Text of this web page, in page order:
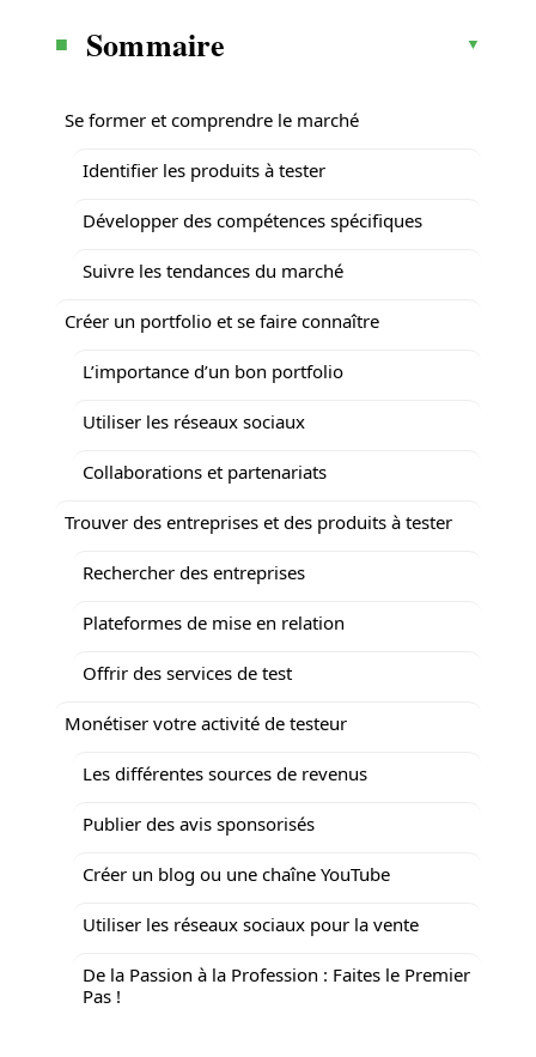
Sommaire
Se former et comprendre le marché
Identifier les produits à tester
Développer des compétences spécifiques
Suivre les tendances du marché
Créer un portfolio et se faire connaître
L’importance d’un bon portfolio
Utiliser les réseaux sociaux
Collaborations et partenariats
Trouver des entreprises et des produits à tester
Rechercher des entreprises
Plateformes de mise en relation
Offrir des services de test
Monétiser votre activité de testeur
Les différentes sources de revenus
Publier des avis sponsorisés
Créer un blog ou une chaîne YouTube
Utiliser les réseaux sociaux pour la vente
De la Passion à la Profession : Faites le Premier
Pas !